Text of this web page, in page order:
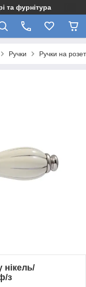
та фурнітура
Ручки Ручки на
нікель/
з